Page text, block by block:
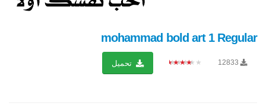
mohammad bold art 1 Regular
12833
★★★★★ تحميل